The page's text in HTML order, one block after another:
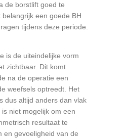
de borstlift goed te
een goede BH
tijdens deze periode.
is de uiteindelijke vorm
zichtbaar. Dit komt
na de operatie een
weefsels optreedt. Het
dus altijd anders dan vlak
niet mogelijk om een
resultaat te
en gevoeligheid van de